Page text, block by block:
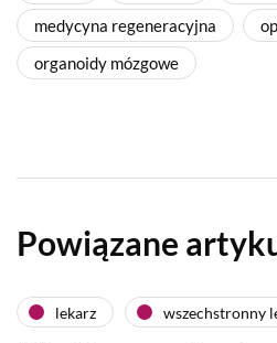
medycyna regeneracyjna
organoidy mózgowe
Powiązane
lekarz wszechstronny